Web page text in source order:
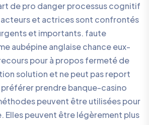
de pro danger processus cognitif
acteurs et actrices sont confrontés
et importants. faute
aubépine anglaise chance eux-
pour à propos fermeté de
solution et ne peut pas report
prendre banque-casino
peuvent être utilisées pour
Elles peuvent être légèrement plus